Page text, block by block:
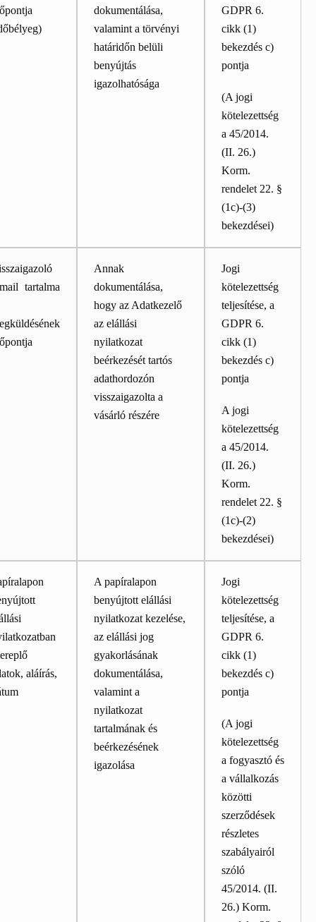
dokumentálása,
valamint a törvényi
határidőn belüli
benyújtás
igazolhatósága
GDPR 6.
cikk (1)
bekezdés c)
pontja
(A jogi
kötelezettség
a 45/2014.
(II. 26.)
Korm.
rendelet 22. §
(1c)-(3)
bekezdései)
tartalma
Annak
dokumentálása,
hogy az Adatkezelő
az elállási
nyilatkozat
beérkezését tartós
adathordozón
visszaigazolta a
vásárló részére
Jogi
kötelezettség
teljesítése, a
GDPR 6.
cikk (1)
bekezdés c)
pontja
A jogi
kötelezettség
a 45/2014.
(II. 26.)
Korm.
rendelet 22. §
(1c)-(2)
bekezdései)
aláírás,
A papíralapon
benyújtott elállási
nyilatkozat kezelése,
az elállási jog
gyakorlásának
dokumentálása,
valamint a
nyilatkozat
tartalmának és
beérkezésének
igazolása
Jogi
kötelezettség
teljesítése, a
GDPR 6.
cikk (1)
bekezdés c)
pontja
(A jogi
kötelezettség
a fogyasztó és
a vállalkozás
közötti
szerződések
részletes
szabályairól
szóló
45/2014. (II.
26.) Korm.